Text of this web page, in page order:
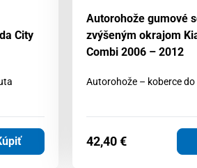
City
Autorohože gumové
zvýšeným okrajom Kia
Combi 2006 – 2012
Autorohože – koberce do
42,40€